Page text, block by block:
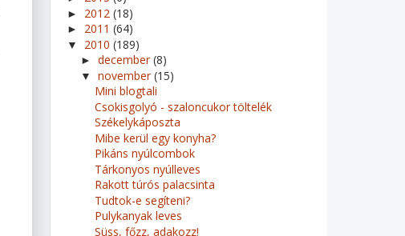
► 2012 (18)
► 2011 (64)
▼ 2010 (189)
► december(8)
▼ november(15)
Mini blogtali
Csokisgolyó - szaloncukor töltelék
Székelykáposzta
Mibe kerül egy konyha?
Pikáns nyúlcombok
Tárkonyos nyúlleves
Rakott túrós palacsinta
Tudtok-e segíteni?
Pulykanyak leves
Süss, főzz, adakozz!